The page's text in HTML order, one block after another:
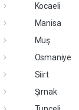
Kocaeli
Manisa
Muş
Osmaniye
Siirt
Şırnak